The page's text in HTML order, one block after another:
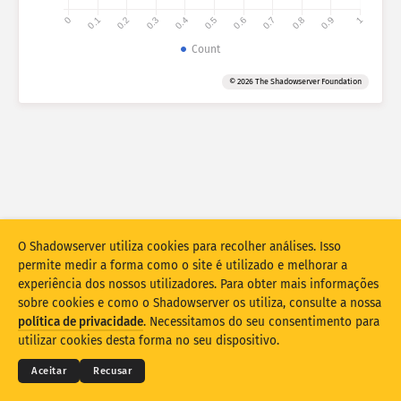
Ajuda
Agrupar por
Contam como
Média diária Total
Escala de dados
Estilo
Atualizar resultados automaticamente
Atualizar
0 0.1 0.2 0.3 0.4 0.5 0.6 0.7 0.8 0.9 1
Count
© 2026 The Shadowserver Foundation
© 2026THE SHADOWSERVER FOUNDATION
Privacidade e termos
Contacte-nos Créditos
O Shadowserver utiliza cookies para recolher análises. Isso
permite medir a forma como o site é utilizado e melhorar a
experiência dos nossos utilizadores. Para obter mais informações
sobre cookies e como o Shadowserver os utiliza, consulte a nossa
política de privacidade. Necessitamos do seu consentimento para
utilizar cookies desta forma no seu dispositivo.
Aceitar Recusar